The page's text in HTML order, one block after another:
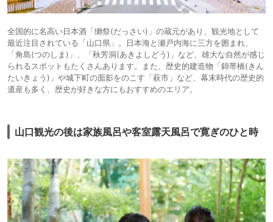
全国的に名高い日本酒「獺祭(だっさい)」の蔵元があり、観光地として
最近注目されている「山口県」。日本海と瀬戸内海に三方を囲まれ、
「角島(つのしま)」、「秋芳洞(あきよしどう)」など、雄大な自然が感じ
られるスポットもたくさんあります。また、歴史的建造物「錦帯橋(きん
たいきょう)」や城下町の面影をのこす「萩市」など、幕末時代の歴史的
遺産も多く、歴史が好きな方にもおすすめのエリア。
山口観光の後は家族風呂や客室露天風呂で寛ぎのひと時